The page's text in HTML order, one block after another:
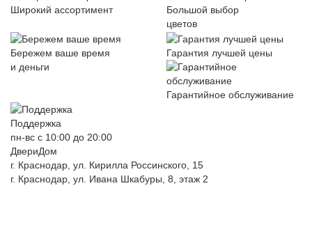
Широкий ассортимент
Большой выбор
цветов
Бережем ваше время
и деньги
Гарантия лучшей цены
Гарантийное обслуживание
Поддержка
пн-вс с 10:00 до 20:00
ДвериДом
г. Краснодар, ул. Кирилла Россинского, 15
г. Краснодар, ул. Ивана Шкабуры, 8, этаж 2